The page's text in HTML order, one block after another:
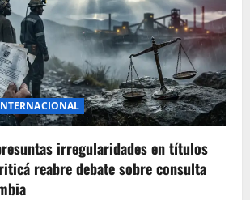
irregularidades en títulos
reabre debate sobre consulta